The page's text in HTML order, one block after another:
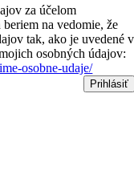
za účelom
na vedomie, že
tak, ako je uvedené v
osobných údajov:
osobne-udaje/
Prihlásiť